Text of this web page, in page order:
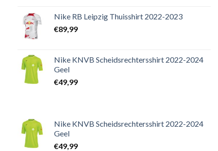
Nike RB Leipzig Thuisshirt 2022-2023
€89,99
Nike KNVB Scheidsrechtersshirt 2022-2024
Geel
€49,99
Nike KNVB Scheidsrechtersshirt 2022-2024
Geel
€49,99